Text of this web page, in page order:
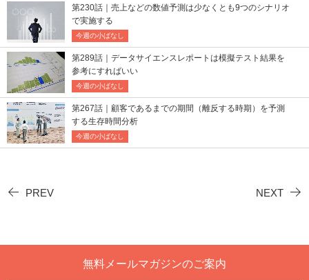
第230話｜売上などの数値予測は少なくとも9つのシナリオ
で実施する
今週の小ばなし
第289話｜データサイエンスレポートは模擬テスト結果を
参考にすればいい
今週の小ばなし
第267話｜顧客であるまでの期間（離反する時期）を予測
する生存時間分析
今週の小ばなし
PREV NEXT
無料メールマガジンのご案内